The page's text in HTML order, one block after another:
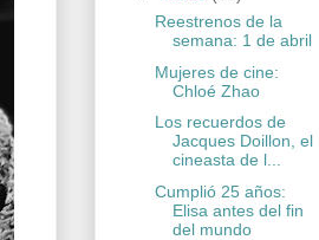
Reestrenos de la
semana: 1 de abril
Mujeres de cine:
Chloé Zhao
Los recuerdos de
Jacques Doillon, el
cineasta de l...
Cumplió 25 años:
Elisa antes del fin
del mundo